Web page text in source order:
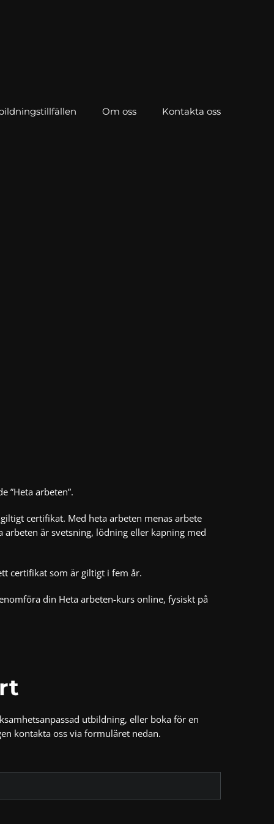
Om oss Kontakta oss
”Heta arbeten”.
certifikat. Med heta arbeten menas arbete
är svetsning, lödning eller kapning med
certifikat som är giltigt i fem år.
din Heta arbeten-kurs online, fysiskt på
utbildning, eller boka för en
kontakta oss via formuläret nedan.